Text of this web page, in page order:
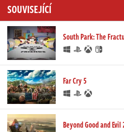
SOUVISEJÍCÍ
South Park: The
Far Cry 5
Beyond Good and Evil